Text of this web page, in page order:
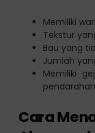
Memiliki
Tekstur
Bau yang
Jumlah
Memiliki
Cara